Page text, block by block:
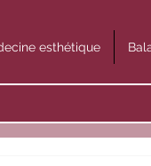
esthétique